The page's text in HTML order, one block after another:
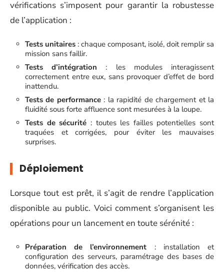
vérifications s’imposent pour garantir la robustesse
de l’application :
Tests unitaires : chaque composant, isolé, doit remplir sa
mission sans faillir.
Tests d’intégration : les modules interagissent
correctement entre eux, sans provoquer d’effet de bord
inattendu.
Tests de performance: la rapidité de chargement et la
fluidité sous forte affluence sont mesurées à la loupe.
Tests de sécurité : toutes les failles potentielles sont
traquées et corrigées, pour éviter les mauvaises
surprises.
Déploiement
Lorsque tout est prêt, il s’agit de rendre l’application
disponible au public. Voici comment s’organisent les
opérations pour un lancement en toute sérénité :
Préparation de l’environnement : installation et
configuration des serveurs, paramétrage des bases de
données, vérification des accès.